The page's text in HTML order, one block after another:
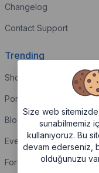
Changelog
Contact Support
Trending
Shop
Portfolio
Blog
Events
Forums
Size web
sunabilmemiz
kullanıyoruz. Bu
devam ederseniz,
olduğunuzu